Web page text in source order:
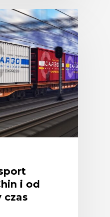
i od
czas